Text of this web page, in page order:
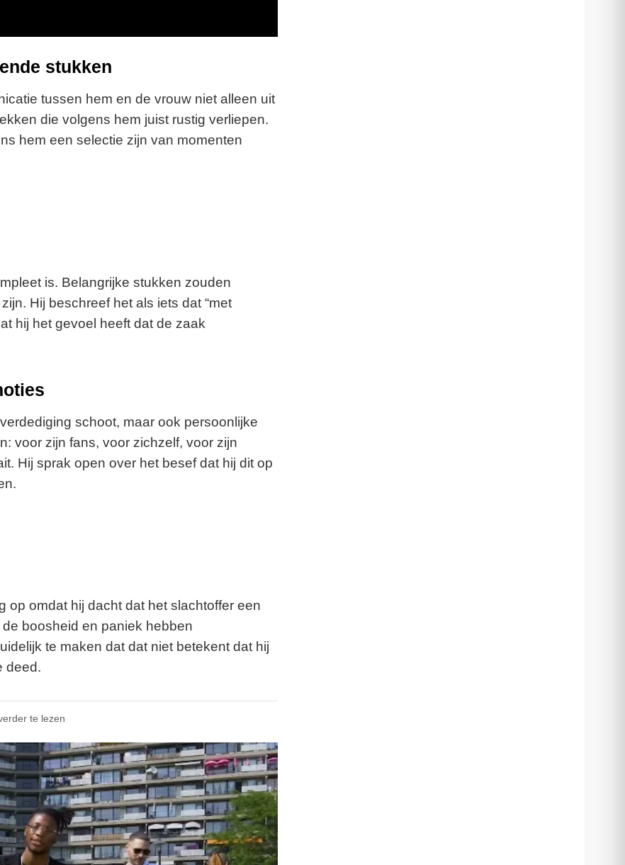
stukken
tussen hem en de vrouw niet alleen uit
die volgens hem juist rustig verliepen.
hem een selectie zijn van momenten
is. Belangrijke stukken zouden
Hij beschreef het als iets dat “met
hij het gevoel heeft dat de zaak
schoot, maar ook persoonlijke
voor zijn fans, voor zichzelf, voor zijn
Hij sprak open over het besef dat hij dit op
op omdat hij dacht dat het slachtoffer een
boosheid en paniek hebben
te maken dat dat niet betekent dat hij
deed.
te lezen